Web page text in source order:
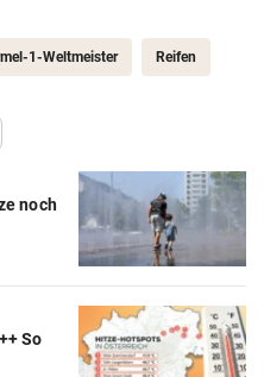
1-Weltmeister Reifen
noch
So